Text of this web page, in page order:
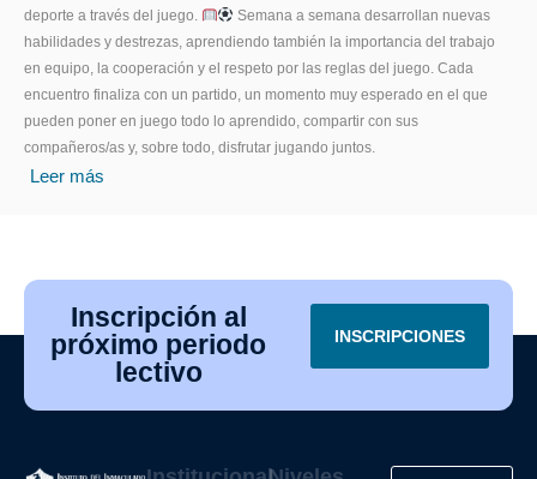
deporte a través del juego.
Semana a semana desarrollan nuevas
habilidades y destrezas, aprendiendo también la importancia del trabajo
en equipo, la cooperación y el respeto por las reglas del juego. Cada
encuentro finaliza con un partido, un momento muy esperado en el que
pueden poner en juego todo lo aprendido, compartir con sus
compañeros/as y, sobre todo, disfrutar jugando juntos.
Leer más
Inscripción al
próximo periodo
lectivo
INSCRIPCIONES